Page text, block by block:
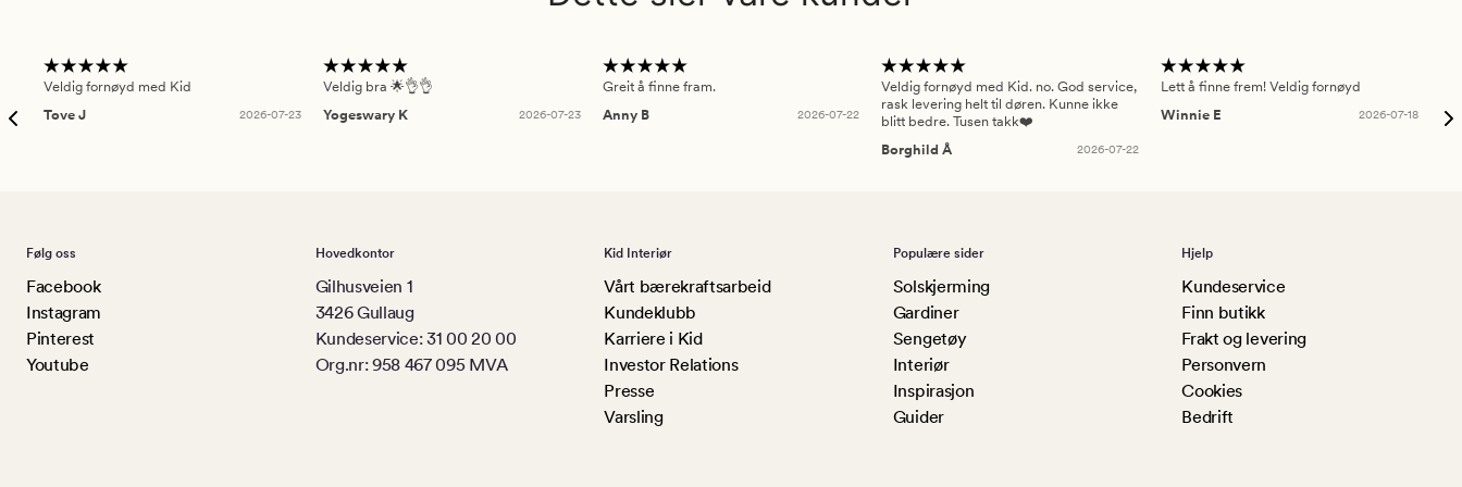
Veldig fornøyd med Kid
Tove J
2026-07-23
Veldig bra 🌟👌👌
Yogeswary K
2026-07-23
Greit å finne fram.
Anny B
2026-07-22
Veldig fornøyd med Kid. no. God service,
rask levering helt til døren. Kunne ikke
blitt bedre. Tusen takk❤️
Borghild Å
2026-07-22
Lett å finne frem! Veldig fornøyd
Winnie E
2026-07-18
Følg oss
Facebook
Instagram
Pinterest
Youtube
Hovedkontor
Gilhusveien 1
3426 Gullaug
Kundeservice: 31 00 20 00
Org.nr: 958 467 095 MVA
Kid Interiør
Vårt bærekraftsarbeid
Kundeklubb
Karriere i Kid
Investor Relations
Presse
Varsling
Populære sider
Solskjerming
Gardiner
Sengetøy
Interiør
Inspirasjon
Guider
Hjelp
Kundeservice
Finn butikk
Frakt og levering
Personvern
Cookies
Bedrift